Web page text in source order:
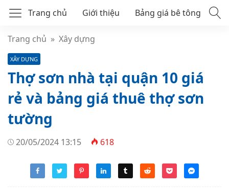
Trang chủ Giới thiệu Bảng giá bê tông
Bê tông thương phẩm
Trang chủ » Xây dựng
XÂY DỰNG
Thợ sơn nhà tại quận 10 giá
rẻ và bảng giá thuê thợ sơn
tường
20/05/2024 13:15 618